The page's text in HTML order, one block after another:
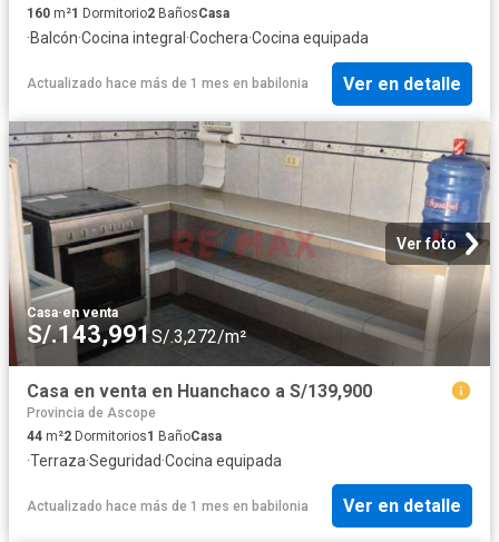
160 m²1 Dormitorio2 BañosCasa
·Balcón·Cocina integral ·Cochera·Cocina equipada
Actualizado hace más de 1 mes en babilonia Ver en detalle
Ver foto
Casa·en venta
S/.143,991S/.3,272/m²
Casa en venta en Huanchaco a S/139,900
Provincia de Ascope
44 m²2 Dormitorios1 BañoCasa
·Terraza·Seguridad·Cocina equipada
Actualizado hace más de 1 mes en babilonia Ver en detalle